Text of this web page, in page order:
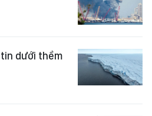
dưới thềm